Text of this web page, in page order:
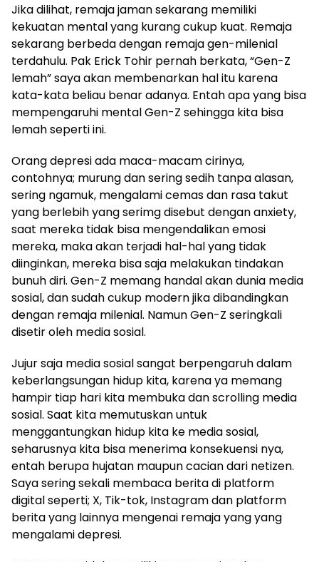
Jika dilihat, remaja jaman sekarang memiliki
kekuatan mental yang kurang cukup kuat. Remaja
sekarang berbeda dengan remaja gen-milenial
terdahulu. Pak Erick Tohir pernah berkata, “Gen-Z
lemah” saya akan membenarkan hal itu karena
kata-kata beliau benar adanya. Entah apa yang bisa
mempengaruhi mental Gen-Z sehingga kita bisa
lemah seperti ini.
Orang depresi ada maca-macam cirinya,
contohnya; murung dan sering sedih tanpa alasan,
sering ngamuk, mengalami cemas dan rasa takut
yang berlebih yang serimg disebut dengan anxiety,
saat mereka tidak bisa mengendalikan emosi
mereka, maka akan terjadi hal-hal yang tidak
diinginkan, mereka bisa saja melakukan tindakan
bunuh diri. Gen-Z memang handal akan dunia media
sosial, dan sudah cukup modern jika dibandingkan
dengan remaja milenial. Namun Gen-Z seringkali
disetir oleh media sosial.
Jujur saja media sosial sangat berpengaruh dalam
keberlangsungan hidup kita, karena ya memang
hampir tiap hari kita membuka dan scrolling media
sosial. Saat kita memutuskan untuk
menggantungkan hidup kita ke media sosial,
seharusnya kita bisa menerima konsekuensi nya,
entah berupa hujatan maupun cacian dari netizen.
Saya sering sekali membaca berita di platform
digital seperti; X, Tik-tok, Instagram dan platform
berita yang lainnya mengenai remaja yang yang
mengalami depresi.